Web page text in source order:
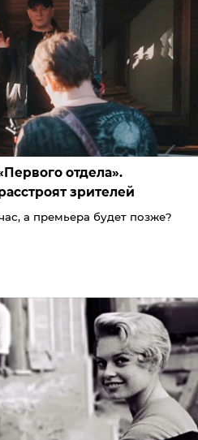
отдела».
зрителей
а премьера будет позже?